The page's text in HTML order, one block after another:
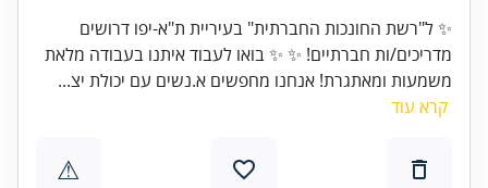
✨ ל"רשת החונכות החברתית" בעיריית ת"א-יפו דרושים
מדריכים/ות חברתיים! ✨ ✨ בואו לעבוד איתנו בעבודה מלאת
משמעות ומאתגרת! אנחנו מחפשים א.נשים עם יכולת יצ...
קרא עוד
⚠